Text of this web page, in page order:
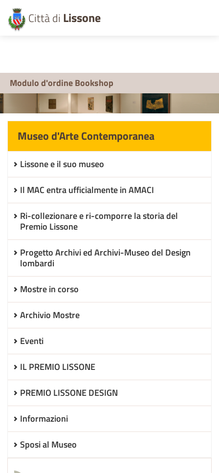
Città di Lissone
Modulo d'ordine Bookshop
Museo d'Arte Contemporanea
Lissone e il suo museo
Il MAC entra ufficialmente in AMACI
Ri-collezionare e ri-comporre la storia del
Premio Lissone
Progetto Archivi ed Archivi-Museo del Design
lombardi
Mostre in corso
Archivio Mostre
Eventi
IL PREMIO LISSONE
PREMIO LISSONE DESIGN
Informazioni
Sposi al Museo